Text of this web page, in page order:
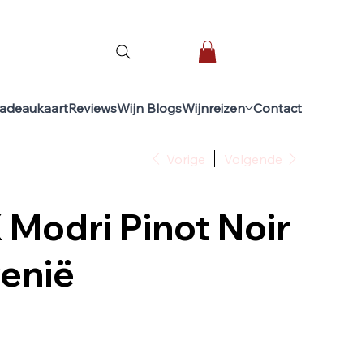
ReviewsWijn BlogsWijnreizen Contact
Vorige Volgende
Modri Pinot Noir